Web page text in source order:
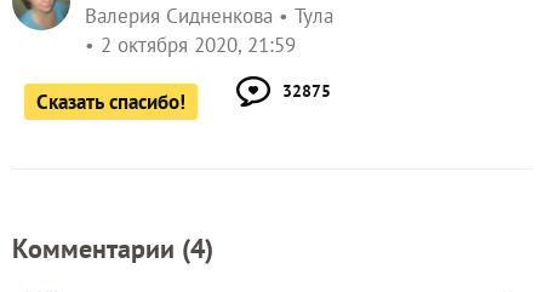
Валерия Сидненкова
Тула
2 октября 2020, 21:59
Сказать спасибо! 32875
Комментарии (4)